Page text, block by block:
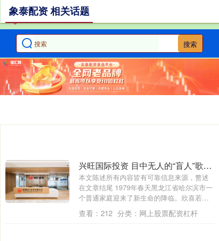
搜索
象泰配资 相关话题
兴旺国际投资 目中无人的“盲人”歌手杨光,还是走了一条不归路
本文陈述所有内容皆有可靠信息来源，赘述
在文章结尾 1979年春天黑龙江省哈尔滨市一
个普通家庭迎来了新生命的降临。欣喜若
狂....
查看： 212 分类： 网上股票配资杠杆